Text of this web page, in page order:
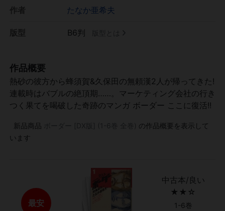
たなか亜希夫
B6判
作品概要
熱砂の彼方から蜂須賀&久保田の無頼漢2人が帰ってきた!
連載時はバブルの絶頂期……。マーケティング会社の行き
つく果てを喝破した奇跡のマンガ ボーダー ここに復活!!
新品商品
の作品概要を表示して
います
最安
中古本/良い
★★☆
1-6巻